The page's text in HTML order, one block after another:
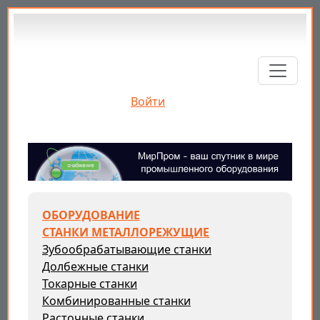
Перейти к основному содержанию
Войти
ОБОРУДОВАНИЕ
СТАНКИ МЕТАЛЛОРЕЖУЩИЕ
Зубообрабатывающие станки
Долбежные станки
Токарные станки
Комбинированные станки